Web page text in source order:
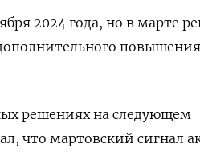
2024 года, но в марте
решениях на следующем
что мартовский сигнал